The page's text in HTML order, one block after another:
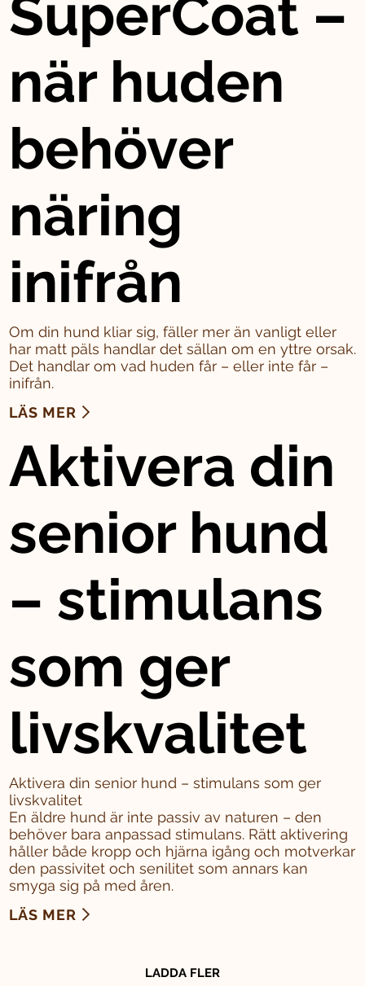
SuperCoat –
när huden
behöver
näring
inifrån
Om din hund kliar sig, fäller mer än vanligt eller
har matt päls handlar det sällan om en yttre orsak.
Det handlar om vad huden får – eller inte får –
inifrån.
LÄS MER
Aktivera din
senior hund
– stimulans
som ger
livskvalitet
Aktivera din senior hund – stimulans som ger
livskvalitet
En äldre hund är inte passiv av naturen – den
behöver bara anpassad stimulans. Rätt aktivering
håller både kropp och hjärna igång och motverkar
den passivitet och senilitet som annars kan
smyga sig på med åren.
LÄS MER
LADDA FLER